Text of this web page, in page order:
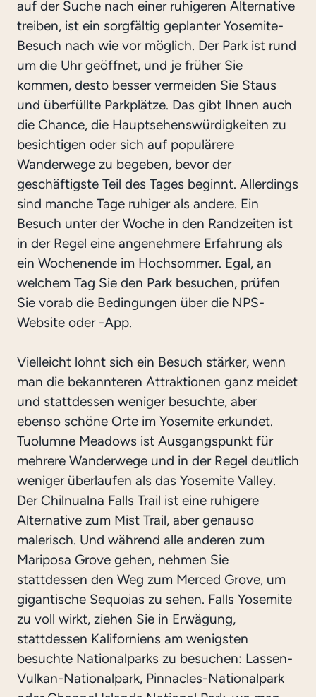
auf der Suche nach einer ruhigeren Alternative
treiben, ist ein sorgfältig geplanter Yosemite-
Besuch nach wie vor möglich. Der Park ist rund
um die Uhr geöffnet, und je früher Sie
kommen, desto besser vermeiden Sie Staus
und überfüllte Parkplätze. Das gibt Ihnen auch
die Chance, die Hauptsehenswürdigkeiten zu
besichtigen oder sich auf populärere
Wanderwege zu begeben, bevor der
geschäftigste Teil des Tages beginnt. Allerdings
sind manche Tage ruhiger als andere. Ein
Besuch unter der Woche in den Randzeiten ist
in der Regel eine angenehmere Erfahrung als
ein Wochenende im Hochsommer. Egal, an
welchem Tag Sie den Park besuchen, prüfen
Sie vorab die Bedingungen über die NPS-
Website oder -App.
Vielleicht lohnt sich ein Besuch stärker, wenn
man die bekannteren Attraktionen ganz meidet
und stattdessen weniger besuchte, aber
ebenso schöne Orte im Yosemite erkundet.
Tuolumne Meadows ist Ausgangspunkt für
mehrere Wanderwege und in der Regel deutlich
weniger überlaufen als das Yosemite Valley.
Der Chilnualna Falls Trail ist eine ruhigere
Alternative zum Mist Trail, aber genauso
malerisch. Und während alle anderen zum
Mariposa Grove gehen, nehmen Sie
stattdessen den Weg zum Merced Grove, um
gigantische Sequoias zu sehen. Falls Yosemite
zu voll wirkt, ziehen Sie in Erwägung,
stattdessen Kaliforniens am wenigsten
besuchte Nationalparks zu besuchen: Lassen-
Vulkan-Nationalpark, Pinnacles-Nationalpark